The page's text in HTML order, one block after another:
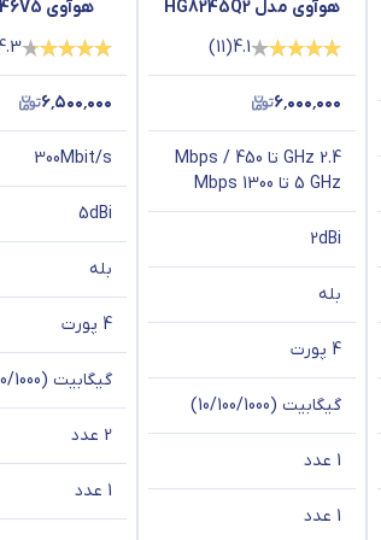
هوآوی مدل HG8245Q2
4.1
(
11
)
۶٬۰۰۰٬۰۰۰
2.4 GHz تا 450 Mbps /
5 GHz تا 1300 Mbps
2dBi
بله
4 پورت
گیگابیت (10/100/1000)
1 عدد
1 عدد
هوآوی HS8546V5
۶٬۵۰۰٬۰۰۰
300Mbit/s
5dBi
بله
4 پورت
گیگابیت (10/100/1000)
2 عدد
1 عدد